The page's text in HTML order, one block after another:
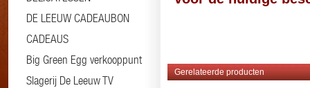
DE LEEUW CADEAUBON
CADEAUS
Big Green Egg verkooppunt
Slagerij De Leeuw TV
Gerelateerde producten